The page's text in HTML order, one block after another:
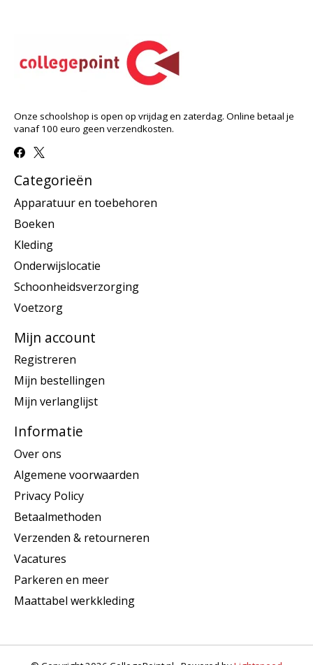
Onze schoolshop is open op vrijdag en zaterdag. Online betaal je
vanaf 100 euro geen verzendkosten.
Categorieën
Apparatuur en toebehoren
Boeken
Kleding
Onderwijslocatie
Schoonheidsverzorging
Voetzorg
Mijn account
Registreren
Mijn bestellingen
Mijn verlanglijst
Informatie
Over ons
Algemene voorwaarden
Privacy Policy
Betaalmethoden
Verzenden & retourneren
Vacatures
Parkeren en meer
Maattabel werkkleding